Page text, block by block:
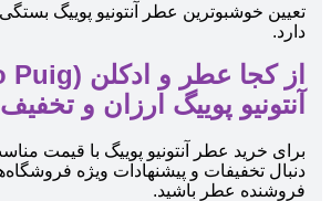
تعیین خوشبوترین عطر آنتونیو پوییگ
دارد.
آنتونیو پوییگ ارزان و
برای خرید عطر آنتونیو پوییگ با قیمت
دنبال تخفیفات و پیشنهادات ویژه
فروشنده عطر باشید.